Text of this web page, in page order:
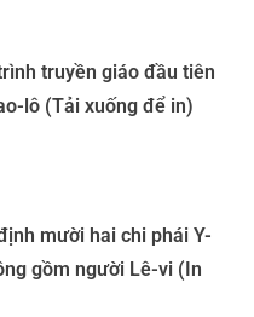
truyền giáo đầu tiên
lô (Tải xuống để in)
mười hai chi phái Y-
gồm người Lê-vi (In